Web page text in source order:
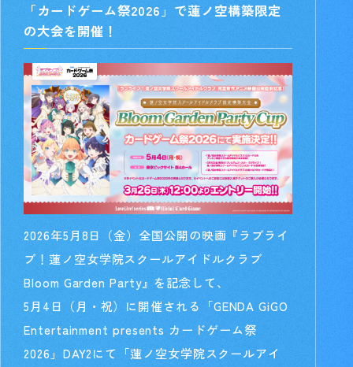
「カードゲーム祭2026」で蓮ノ空構築限定
の大会を開催！
2026年5月8日（金）全国公開の映画『ラブライ
ブ！蓮ノ空女学院スクールアイドルクラブ
Bloom Garden Party』を記念して、
5月4日（月・祝）に開催される「GENDA GiGO
Entertainment presents カードゲーム祭
2026」DAY2にて「蓮ノ空女学院スクールアイ